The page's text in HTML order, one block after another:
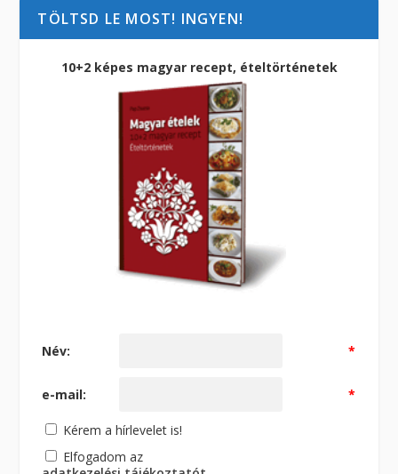
TÖLTSD LE MOST! INGYEN!
10+2 képes magyar recept, ételtörténetek
Név: *
e-mail: *
Kérem a hírlevelet is!
Elfogadom az